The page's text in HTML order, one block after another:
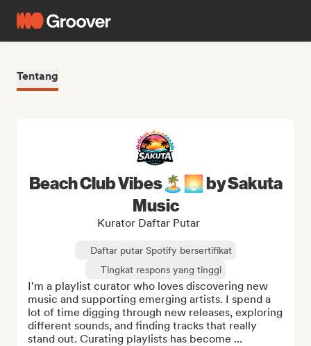
Tentang
Beach Club Vibes🏝️🌅 by Sakuta
Music
Kurator Daftar Putar
Daftar putar Spotify bersertifikat
Tingkat respons yang tinggi
I'm a playlist curator who loves discovering new
music and supporting emerging artists. I spend a
lot of time digging through new releases, exploring
different sounds, and finding tracks that really
stand out. Curating playlists has become ...